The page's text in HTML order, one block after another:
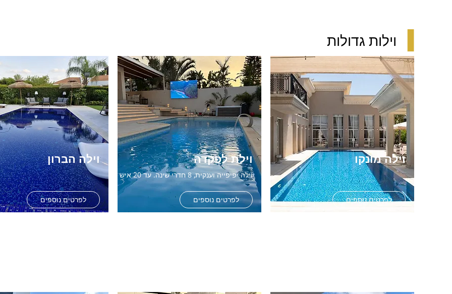
וילות גדולות
וילה מונקו
לפרטים נוספים
וילת לפקדה
וילה יפיפייה וענקית, 8 חדרי שינה. עד 20 איש
לפרטים נוספים
וילה הברון
לפרטים נוספים